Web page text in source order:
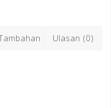
Ulasan (0)